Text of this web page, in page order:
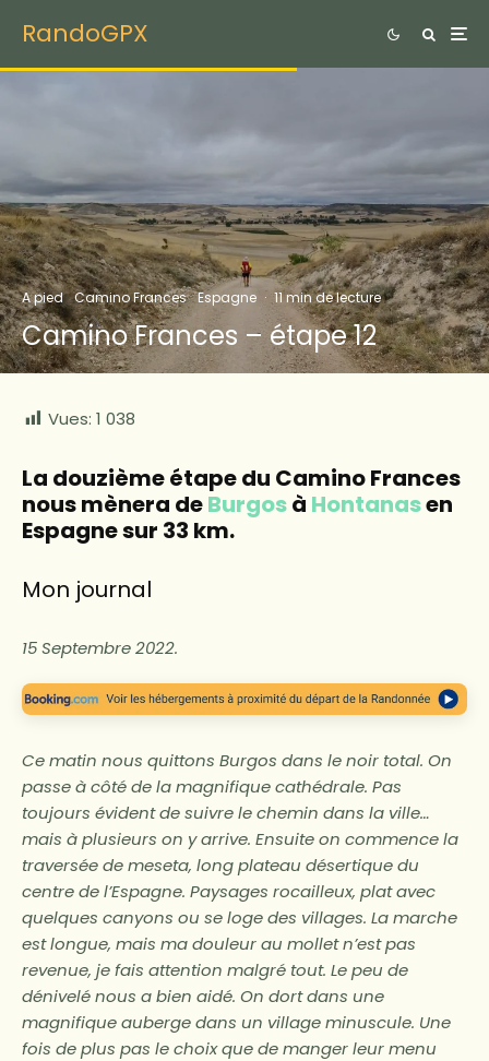
RandoGPX
A pied Camino Frances Espagne · 11 min de lecture
Camino Frances – étape 12
Vues: 1 038
La douzième étape du Camino Frances
nous mènera deBurgosà Hontanasen
Espagne sur 33 km.
Mon journal
15 Septembre 2022.
Ce matin nous quittons Burgos dans le noir total. On
passe à côté de la magnifique cathédrale. Pas
toujours évident de suivre le chemin dans la ville…
mais à plusieurs on y arrive. Ensuite on commence la
traversée de meseta, long plateau désertique du
centre de l’Espagne. Paysages rocailleux, plat avec
quelques canyons ou se loge des villages. La marche
est longue, mais ma douleur au mollet n’est pas
revenue, je fais attention malgré tout. Le peu de
dénivelé nous a bien aidé. On dort dans une
magnifique auberge dans un village minuscule. Une
fois de plus pas le choix que de manger leur menu